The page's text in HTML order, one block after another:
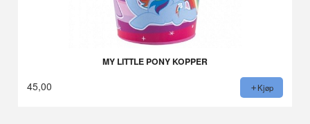
MY LITTLE PONY KOPPER
45,00 Kjøp